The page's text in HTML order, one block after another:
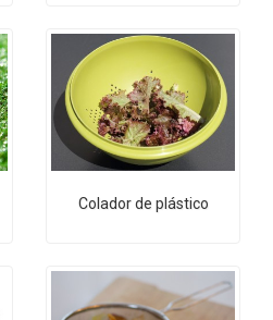
Colador de plástico